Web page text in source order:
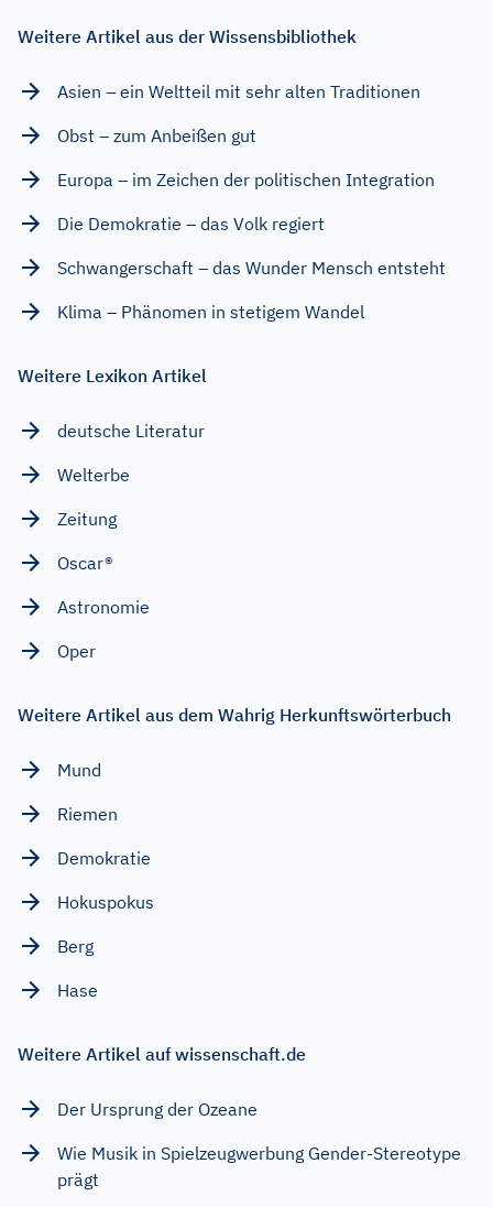
Weitere Artikel aus der Wissensbibliothek
Asien – ein Weltteil mit sehr alten Traditionen
Obst – zum Anbeißen gut
Europa – im Zeichen der politischen Integration
Die Demokratie – das Volk regiert
Schwangerschaft – das Wunder Mensch entsteht
Klima – Phänomen in stetigem Wandel
Weitere Lexikon Artikel
deutsche Literatur
Welterbe
Zeitung
Oscar®
Astronomie
Oper
Weitere Artikel aus dem Wahrig Herkunftswörterbuch
Mund
Riemen
Demokratie
Hokuspokus
Berg
Hase
Weitere Artikel auf wissenschaft.de
Der Ursprung der Ozeane
Wie Musik in Spielzeugwerbung Gender-Stereotype
prägt